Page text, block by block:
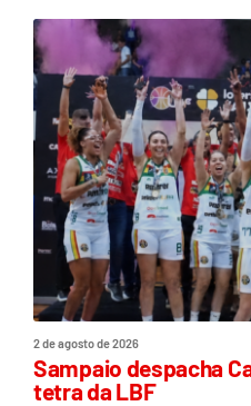
2 de agosto de 2026
Sampaio despacha
tetra da LBF